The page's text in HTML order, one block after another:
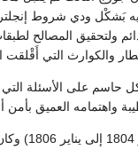
بَشكْل ودي شروط
المصالح لطبقات
والكوارث التي أَقْلقت
على الأسئلة التي
العميق بأمن
الأصغر